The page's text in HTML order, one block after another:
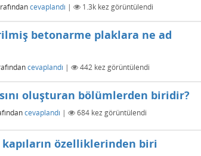
cevaplandı | 1.3k kez görüntülendi
betonarme plaklara ne ad
cevaplandı | 442 kez görüntülendi
oluşturan bölümlerden biridir?
cevaplandı | 684 kez görüntülendi
özelliklerinden biri